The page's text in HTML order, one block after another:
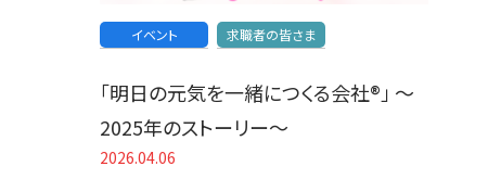
イベント 求職者の皆さま
「明日の元気を一緒につくる会社®」 〜
2025年のストーリー〜
2026.04.06